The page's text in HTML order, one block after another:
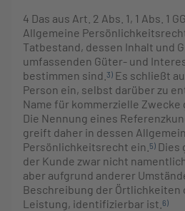
4 Das aus Art. 2 Abs. 1, 1 Abs. 1
Allgemeine
Tatbestand, dessen Inhalt und
umfassenden Güter- und
bestimmen sind. 3) Es schließt
Person ein, selbst darüber zu
Name für kommerzielle Zwecke
Die Nennung eines
greift daher in dessen
Persönlichkeitsrecht ein. 5) Dies
der Kunde zwar nicht
aber aufgrund anderer
Beschreibung der Örtlichkeiten
Leistung, identifizierbar ist. 6)